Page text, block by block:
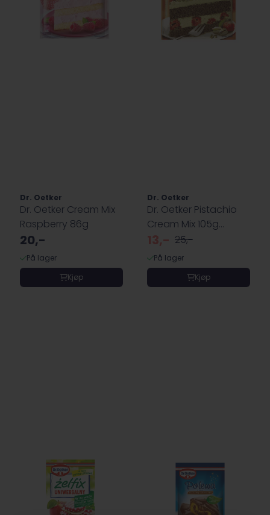
Dr. Oetker
Dr. Oetker Cream Mix
Raspberry 86g
20,-
På lager
Kjøp
Dr. Oetker
Dr. Oetker Pistachio
Cream Mix 105g
(Datotilbud)
13,- 25,-
På lager
Kjøp